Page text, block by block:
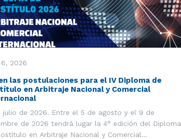
2026
las postulaciones para el IV Diploma de
en Arbitraje Nacional y Comercial
julio de 2026. Entre el 5 de agosto y el 9 de
de 2026 tendrá lugar la 4° edición del Diploma
en Arbitraje Nacional y Comercial